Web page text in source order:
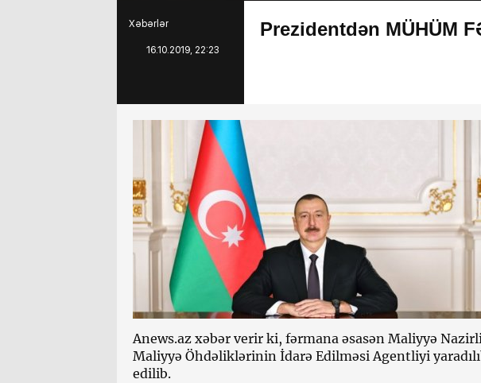
Xəbərlər
16.10.2019, 22:23
Prezidentdən MÜHÜM
Anews.az xəbər verir ki, fərmana əsasən Maliyyə
Maliyyə Öhdəliklərinin İdarə Edilməsi Agentliyi
edilib.